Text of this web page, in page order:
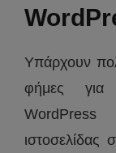
Υπάρχουν
φήμες για
ιστοσελίδας